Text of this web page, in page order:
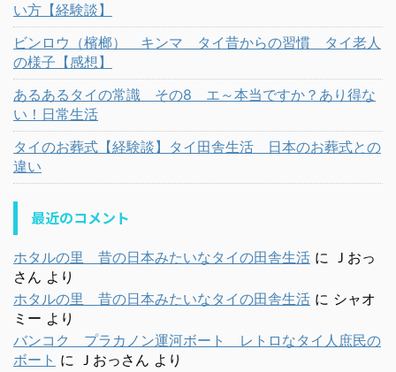
い方【経験談】
ビンロウ（檳榔） キンマ タイ昔からの習慣 タイ老人
の様子【感想】
あるあるタイの常識 その8 エ～本当ですか？あり得な
い！日常生活
タイのお葬式【経験談】タイ田舎生活 日本のお葬式との
違い
最近のコメント
ホタルの里 昔の日本みたいなタイの田舎生活 に Ｊおっ
さん より
ホタルの里 昔の日本みたいなタイの田舎生活 に シャオ
ミー より
バンコク プラカノン運河ボート レトロなタイ人庶民の
ボート に Ｊおっさん より